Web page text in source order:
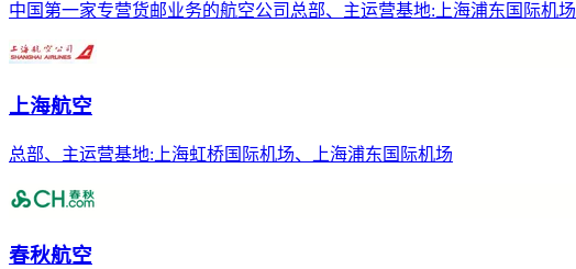
中国第一家专营货邮业务的航空公司总部、主运营基地:上海浦东国际机场
上海航空
总部、主运营基地:上海虹桥国际机场、上海浦东国际机场
春秋航空